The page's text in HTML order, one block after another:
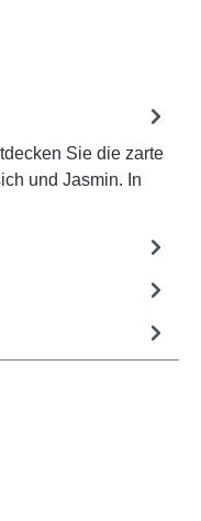
Sie die zarte
und Jasmin. In